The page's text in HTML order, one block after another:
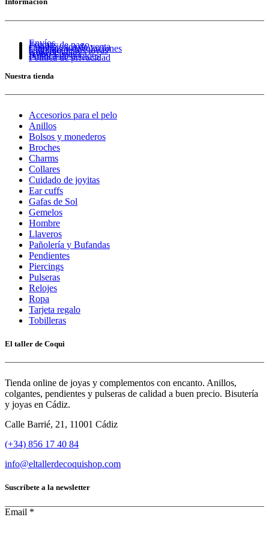
Envíos
Formas de pago
Condiciones de venta
Cambios y devoluciones
Cuidado de tus joyas
Guía de tallas
Aviso Legal
Política de cookies
Política de privacidad
Nuestra tienda
Accesorios para el pelo
Anillos
Bolsos y monederos
Broches
Charms
Collares
Cuidado de joyitas
Ear cuffs
Gafas de Sol
Gemelos
Hombre
Llaveros
Pañolería y Bufandas
Pendientes
Piercings
Pulseras
Relojes
Ropa
Tarjeta regalo
Tobilleras
El taller de Coqui
Tienda online de joyas y complementos con encanto. Anillos,
colgantes, pendientes y pulseras de calidad a buen precio. Bisutería
y joyas en Cádiz.
Calle Barrié, 21, 11001 Cádiz
(+34) 856 17 40 84
info@eltallerdecoquishop.com
Suscríbete a la newsletter
Email *